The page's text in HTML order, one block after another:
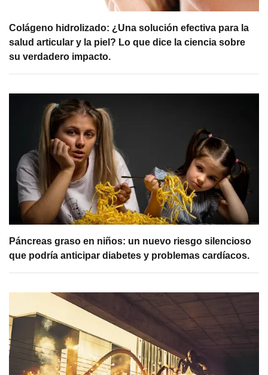
Colágeno hidrolizado: ¿Una solución efectiva para la
salud articular y la piel? Lo que dice la ciencia sobre
su verdadero impacto.
Páncreas graso en niños: un nuevo riesgo silencioso
que podría anticipar diabetes y problemas cardíacos.